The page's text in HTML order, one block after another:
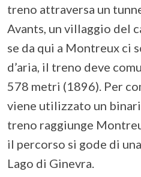
treno attraversa un
Avants, un villaggio del
se da qui a Montreux ci
d’aria, il treno deve
578 metri (1896). Per
viene utilizzato un
treno raggiunge
il percorso si gode di
Lago di Ginevra.